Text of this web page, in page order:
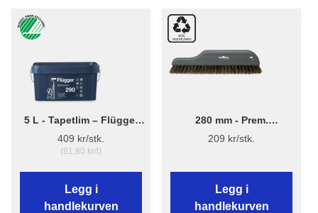
5 L - Tapetlim – Flügger
Adhesive 290
409 kr/stk.
(81,80 kr/l)
Legg i
handlekurven
280 mm - Prem.
Tapetbørste 3540 - Plast
209 kr/stk.
Legg i
handlekurven